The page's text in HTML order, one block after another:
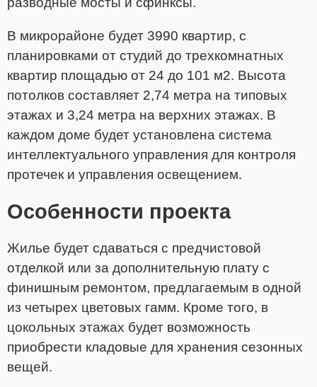
В микрорайоне будет 3990 квартир, с
планировками от студий до трехкомнатных
квартир площадью от 24 до 101 м2. Высота
потолков составляет 2,74 метра на типовых
этажах и 3,24 метра на верхних этажах. В
каждом доме будет установлена система
интеллектуального управления для контроля
протечек и управления освещением.
Особенности проекта
Жилье будет сдаваться с предчистовой
отделкой или за дополнительную плату с
финишным ремонтом, предлагаемым в одной
из четырех цветовых гамм. Кроме того, в
цокольных этажах будет возможность
приобрести кладовые для хранения сезонных
вещей.